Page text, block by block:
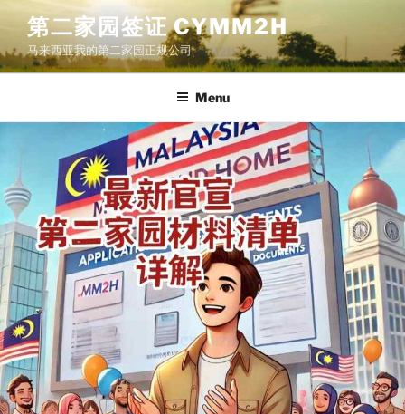
Skip
content
第二家园签证 CYMM2H
马来西亚我的第二家园正规公司
Menu